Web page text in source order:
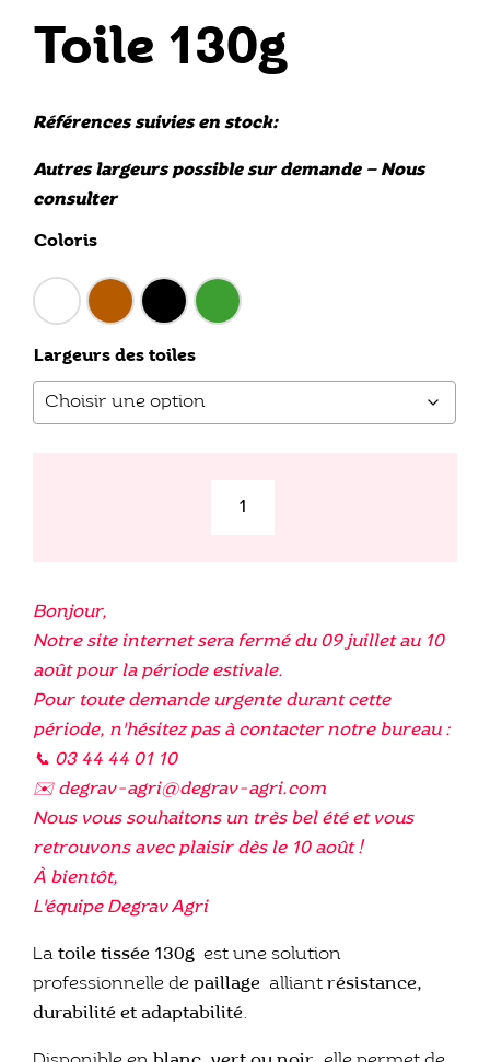
Toile 130g
Références suivies en stock:
Autres largeurs possible sur demande – Nous
consulter
Coloris
Largeurs des toiles
Bonjour,
Notre site internet sera fermé du 09 juillet au 10
août pour la période estivale.
Pour toute demande urgente durant cette
période, n'hésitez pas à contacter notre bureau :
📞 03 44 44 01 10
✉️ degrav-agri@degrav-agri.com
Nous vous souhaitons un très bel été et vous
retrouvons avec plaisir dès le 10 août !
À bientôt,
L'équipe Degrav Agri
La toile tissée 130g est une solution
professionnelle de paillage alliant résistance,
durabilité et adaptabilité.